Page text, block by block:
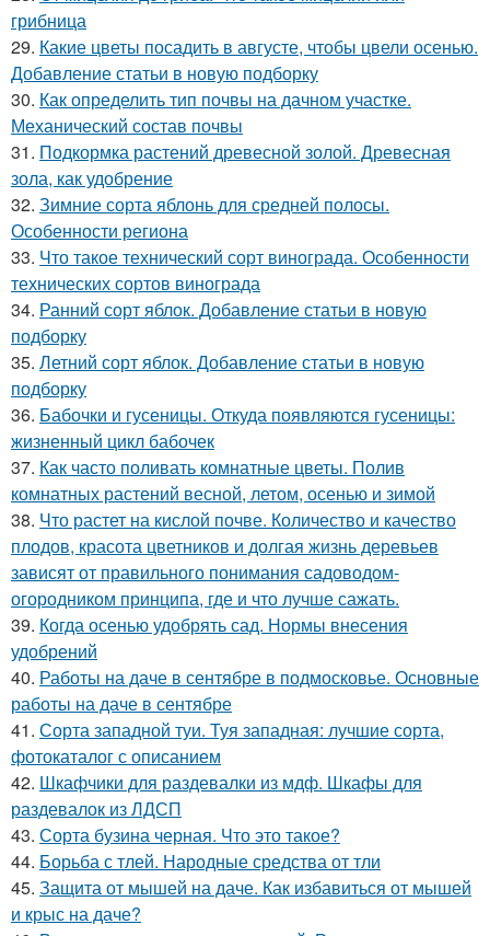
грибница
29. Какие цветы посадить в августе, чтобы цвели осенью.
Добавление статьи в новую подборку
30. Как определить тип почвы на дачном участке.
Механический состав почвы
31. Подкормка растений древесной золой. Древесная
зола, как удобрение
32. Зимние сорта яблонь для средней полосы.
Особенности региона
33. Что такое технический сорт винограда. Особенности
технических сортов винограда
34. Ранний сорт яблок. Добавление статьи в новую
подборку
35. Летний сорт яблок. Добавление статьи в новую
подборку
36. Бабочки и гусеницы. Откуда появляются гусеницы:
жизненный цикл бабочек
37. Как часто поливать комнатные цветы. Полив
комнатных растений весной, летом, осенью и зимой
38. Что растет на кислой почве. Количество и качество
плодов, красота цветников и долгая жизнь деревьев
зависят от правильного понимания садоводом-
огородником принципа, где и что лучше сажать.
39. Когда осенью удобрять сад. Нормы внесения
удобрений
40. Работы на даче в сентябре в подмосковье. Основные
работы на даче в сентябре
41. Сорта западной туи. Туя западная: лучшие сорта,
фотокаталог с описанием
42. Шкафчики для раздевалки из мдф. Шкафы для
раздевалок из ЛДСП
43. Сорта бузина черная. Что это такое?
44. Борьба с тлей. Народные средства от тли
45. Защита от мышей на даче. Как избавиться от мышей
и крыс на даче?